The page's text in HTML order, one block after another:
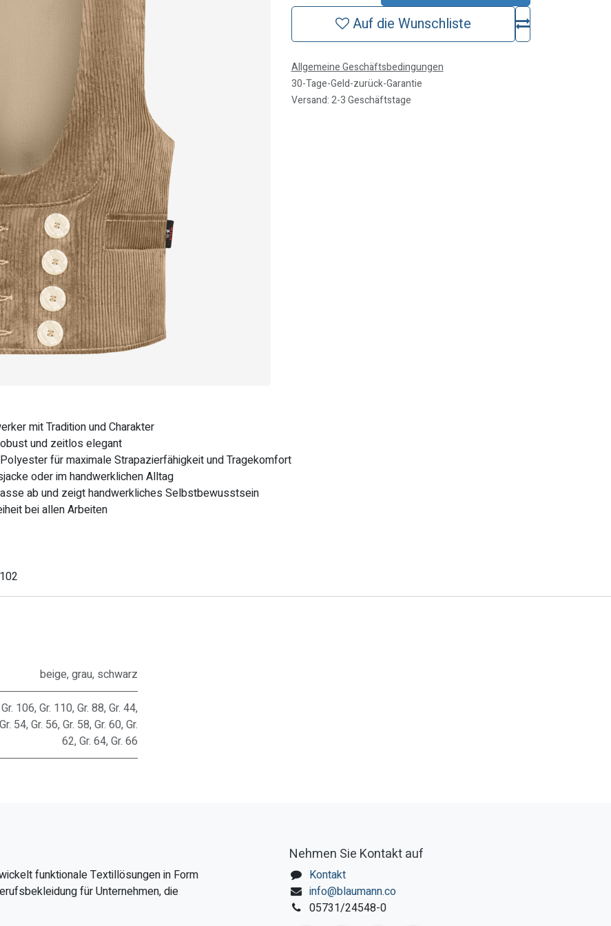
Auf die Wunschliste
Allgemeine Geschäftsbedingungen
30-Tage-Geld-zurück-Garantie
Versand: 2-3 Geschäftstage
mit Tradition und Charakter
und zeitlos elegant
für maximale Strapazierfähigkeit und Tragekomfort
oder im handwerklichen Alltag
ab und zeigt handwerkliches Selbstbewusstsein
bei allen Arbeiten
beige,grau, schwarz
Gr. 106,Gr. 110,Gr. 88,Gr. 44,
Gr. 54,Gr. 56,Gr. 58,Gr. 60,Gr.
62,Gr. 64,Gr. 66
funktionale Textillösungen in Form
für Unternehmen, die
Nehmen Sie Kontakt auf
Kontakt
info@blaumann.co
05731/24548-0